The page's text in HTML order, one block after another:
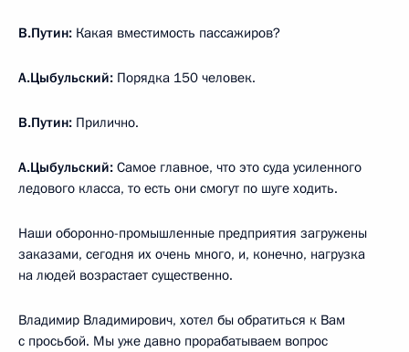
В.Путин: Какая вместимость пассажиров?
А.Цыбульский: Порядка 150 человек.
В.Путин: Прилично.
А.Цыбульский: Самое главное, что это суда усиленного
ледового класса, то есть они смогут по шуге ходить.
Наши оборонно-промышленные предприятия загружены
заказами, сегодня их очень много, и, конечно, нагрузка
на людей возрастает существенно.
Владимир Владимирович, хотел бы обратиться к Вам
с просьбой. Мы уже давно прорабатываем вопрос